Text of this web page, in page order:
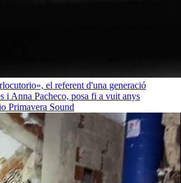
el referent d'una generació
i Anna Pacheco, posa fi a vuit anys
Primavera Sound